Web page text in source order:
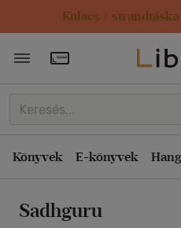
Kulacs /
Törzsvásárlói Kártya
Könyvek E-könyvek
Sadhguru
Rendezés
Kiadás éve szerint
Ár szerint csökkenő
Eladott darabszám